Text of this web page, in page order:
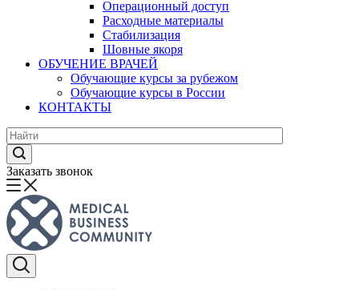
Операционный доступ
Расходные материалы
Стабилизация
Шовные якоря
ОБУЧЕНИЕ ВРАЧЕЙ
Обучающие курсы за рубежом
Обучающие курсы в России
КОНТАКТЫ
Заказать звонок